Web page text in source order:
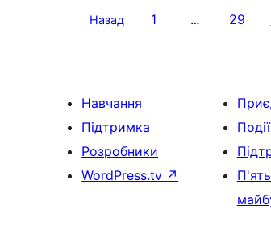
Назад 1 … 29
Навчання
Підтримка
Розробники
WordPress.tv ↗
Події